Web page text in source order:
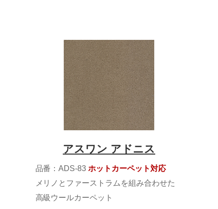
アスワン アドニス
品番：ADS-83ホットカーペット対応
メリノとファーストラムを組み合わせた
高級ウールカーペット